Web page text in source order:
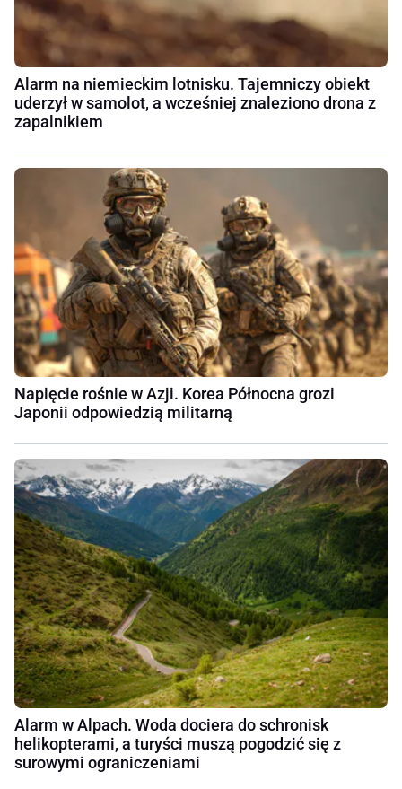
Alarm na niemieckim lotnisku. Tajemniczy obiekt
uderzył w samolot, a wcześniej znaleziono drona z
zapalnikiem
Napięcie rośnie w Azji. Korea Północna grozi
Japonii odpowiedzią militarną
Alarm w Alpach. Woda dociera do schronisk
helikopterami, a turyści muszą pogodzić się z
surowymi ograniczeniami